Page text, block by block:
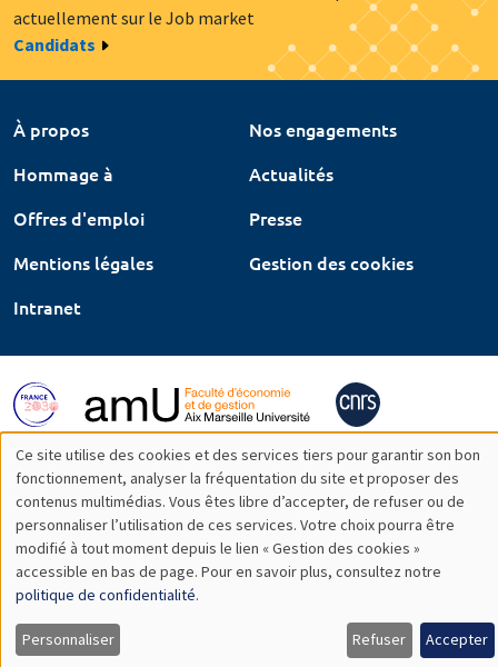
actuellement sur le Job market
Candidats
À propos
Nos engagements
Hommage à
Actualités
Offres d'emploi
Presse
Mentions légales
Gestion des cookies
Intranet
Utilisation
des
données
personnelles
et
Ce site utilise des cookies et des services tiers pour garantir son bon
fonctionnement, analyser la fréquentation du site et proposer des
contenus multimédias. Vous êtes libre d’accepter, de refuser ou de
personnaliser l’utilisation de ces services. Votre choix pourra être
modifié à tout moment depuis le lien « Gestion des cookies »
accessible en bas de page. Pour en savoir plus, consultez notre
politique de confidentialité.
Personnaliser Refuser Accepter